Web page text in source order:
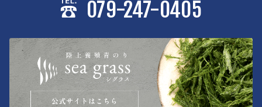
079-247-0405